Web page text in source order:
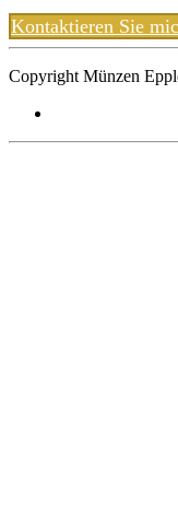
Kontaktieren Sie
Copyright Münzen